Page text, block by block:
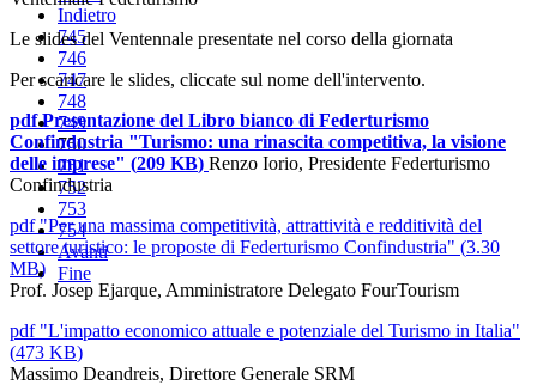
Le slides del Ventennale presentate nel corso della giornata
Per scaricare le slides, cliccate sul nome dell'intervento.
pdfPresentazione del Libro bianco di Federturismo
Confindustria "Turismo: una rinascita competitiva, la visione
delle imprese" (209 KB) Renzo Iorio, Presidente Federturismo
Confindustria
pdf"Per una massima competitività, attrattività e redditività del
settore turistico: le proposte di Federturismo Confindustria" (3.30
MB)
Prof. Josep Ejarque, Amministratore Delegato FourTourism
pdf"L'impatto economico attuale e potenziale del Turismo in Italia"
(473 KB)
Massimo Deandreis, Direttore Generale SRM
Indietro
745
746
747
748
749
750
751
752
753
754
Avanti
Fine